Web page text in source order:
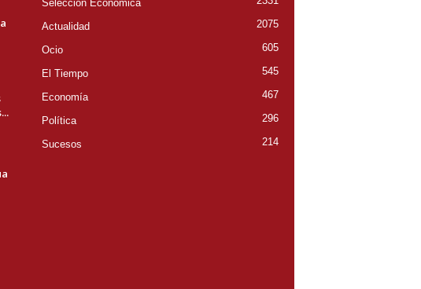
Selección Económica
Actualidad 2075
Ocio 605
El Tiempo 545
Economía 467
Política 296
Sucesos 214